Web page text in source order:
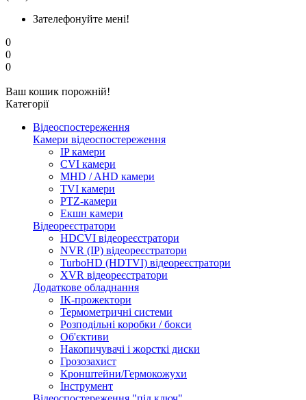
Зателефонуйте мені!
0
0
0
Ваш кошик порожній!
Категорії
Відеоспостереження
Камери відеоспостереження
IP камери
CVI камери
MHD / AHD камери
TVI камери
PTZ-камери
Екшн камери
Відеореєстратори
HDCVI відеореєстратори
NVR (IP) відеореєстратори
TurboHD (HDTVI) відеореєстратори
XVR відеореєстратори
Додаткове обладнання
ІК-прожектори
Термометричні системи
Розподільні коробки / бокси
Об'єктиви
Накопичувачі і жорсткі диски
Грозозахист
Кронштейни/Гермокожухи
Інструмент